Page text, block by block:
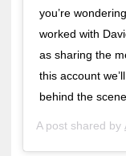
you’re
worked with
as sharing the
this account
behind the
A post shared by